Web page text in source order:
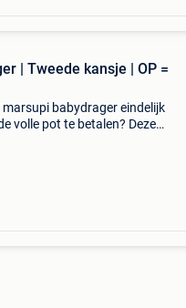
| Tweede kansje | OP =
babydrager eindelijk
volle pot te betalen? Deze